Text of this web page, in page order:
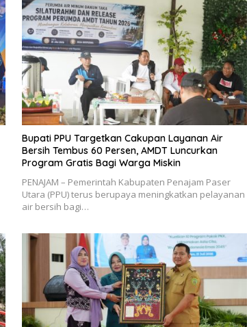
Bupati PPU Targetkan Cakupan Layanan Air
Bersih Tembus 60 Persen, AMDT Luncurkan
Program Gratis Bagi Warga Miskin
PENAJAM – Pemerintah Kabupaten Penajam Paser
Utara (PPU) terus berupaya meningkatkan pelayanan
air bersih bagi…